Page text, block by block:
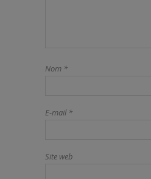
Nom *
E-mail*
Site web